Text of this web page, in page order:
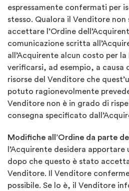
espressamente confermati per
stesso. Qualora il Venditore non
accettare l’Ordine
comunicazione scritta
all’Acquirente alcun costo per
verificarsi, ad esempio, a causa
risorse del Venditore che
potuto ragionevolmente
Venditore non è in grado di
consegna specificato
Modifiche all’Ordine da parte
l’Acquirente desidera apportare
dopo che questo è stato
Venditore. Il Venditore
possibile. Se lo è, il Venditore